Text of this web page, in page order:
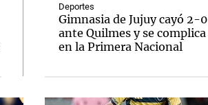
Deportes
Gimnasia de Jujuy cayó 2-0
ante Quilmes y se complica
en la Primera Nacional